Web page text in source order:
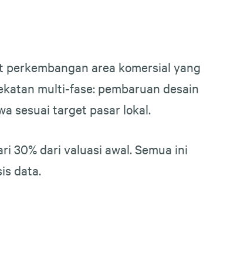
area komersial yang
multi-fase: pembaruan desain
sesuai target pasar lokal.
30% dari valuasi awal. Semua ini
data.